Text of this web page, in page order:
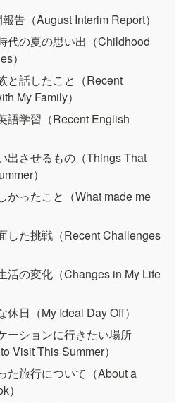
告（August Interim Report）
代の夏の思い出（Childhood
）
と話したこと（Recent
My Family）
語学習（Recent English
出させるもの（Things That
）
かったこと（What made me
した挑戦（Recent Challenges
活の変化（Changes in My Life
日（My Ideal Day Off）
ーションに行きたい場所
Visit This Summer）
た旅行について（About a
）